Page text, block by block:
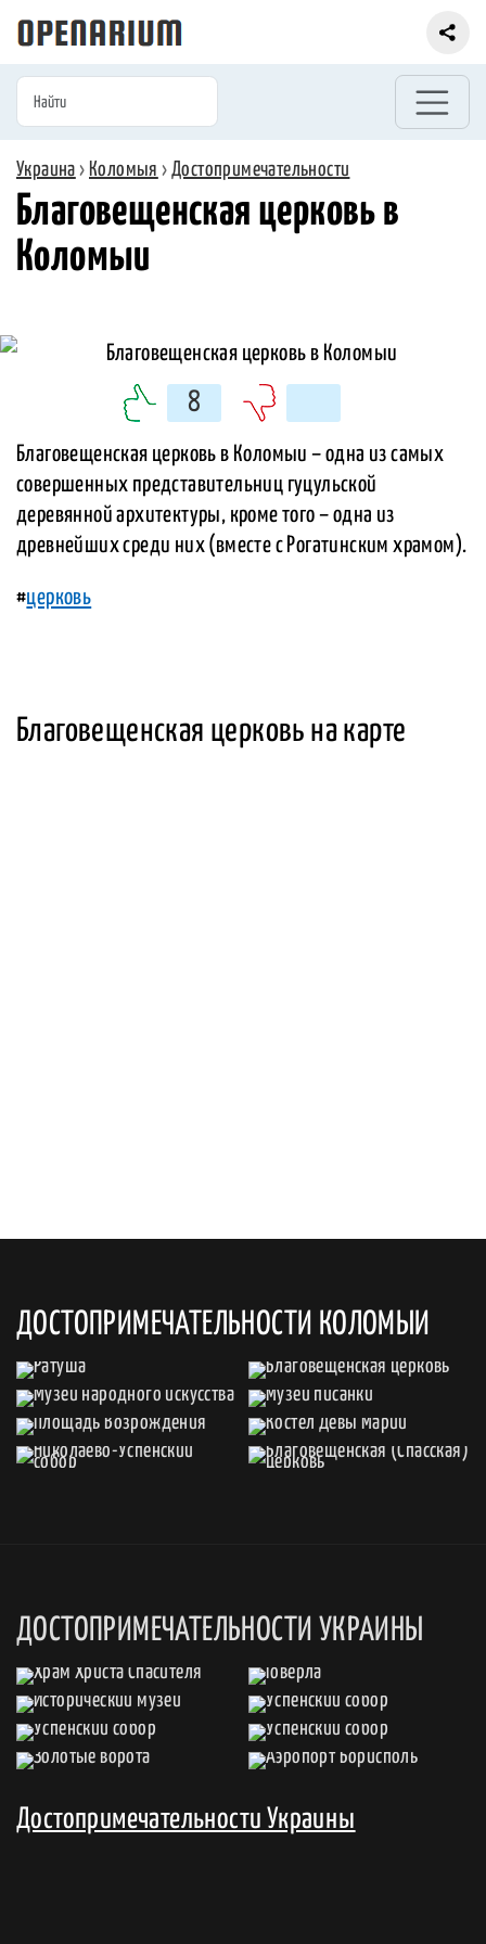
Украина › Коломыя ›Достопримечательности
Благовещенская церковь в
Коломыи
8
Благовещенская церковь в Коломыи – одна из самых
совершенных представительниц гуцульской
деревянной архитектуры, кроме того – одна из
древнейших среди них (вместе с Рогатинским храмом).
#церковь
Благовещенская церковь на карте
ДОСТОПРИМЕЧАТЕЛЬНОСТИ КОЛОМЫИ
ДОСТОПРИМЕЧАТЕЛЬНОСТИ УКРАИНЫ
Достопримечательности Украины